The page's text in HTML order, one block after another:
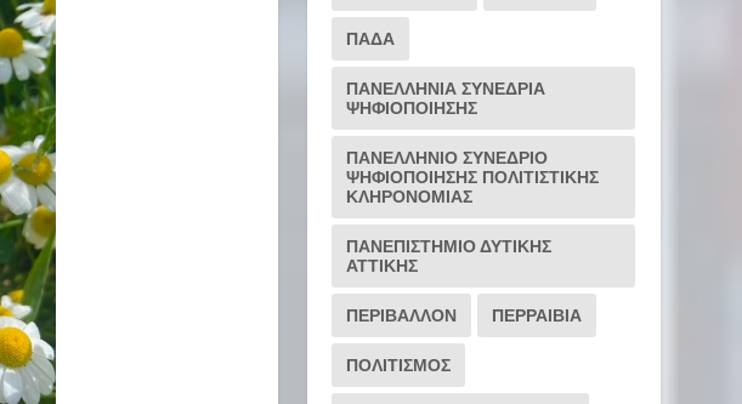
ΠΑΔΑ
ΠΑΝΕΛΛΗΝΙΑ ΣΥΝΕΔΡΙΑ
ΨΗΦΙΟΠΟΙΗΣΗΣ
ΠΑΝΕΛΛΗΝΙΟ ΣΥΝΕΔΡΙΟ
ΨΗΦΙΟΠΟΙΗΣΗΣ ΠΟΛΙΤΙΣΤΙΚΗΣ
ΚΛΗΡΟΝΟΜΙΑΣ
ΠΑΝΕΠΙΣΤΗΜΙΟ ΔΥΤΙΚΗΣ
ΑΤΤΙΚΗΣ
ΠΕΡΙΒΑΛΛΟΝ ΠΕΡΡΑΙΒΙΑ
ΠΟΛΙΤΙΣΜΟΣ